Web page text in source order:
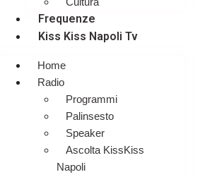
Frequenze
Kiss Kiss Napoli Tv
Home
Radio
Programmi
Palinsesto
Speaker
Ascolta KissKiss
Napoli